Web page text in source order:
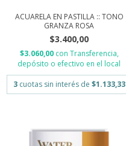
ACUARELA EN PASTILLA :: TONO
GRANZA ROSA
$3.400,00
$3.060,00 con Transferencia,
depósito o efectivo en el local
3 cuotas sin interés de $1.133,33